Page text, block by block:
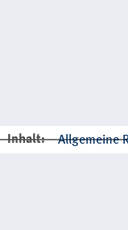
Inhalt: Allgemeine